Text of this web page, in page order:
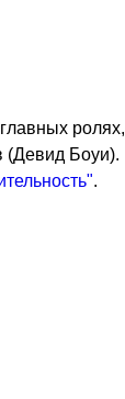
ролях,
(Девид Боуи).
.